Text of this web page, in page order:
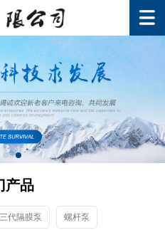
产品
代隔膜泵 螺杆泵